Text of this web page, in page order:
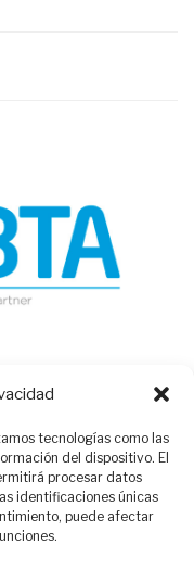
tecnologías como las
del dispositivo. El
procesar datos
identificaciones únicas
puede afectar